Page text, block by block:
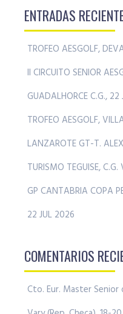
ENTRADAS
TROFEO AESGOLF,
II CIRCUITO SENIOR
GUADALHORCE C.G.,
TROFEO AESGOLF,
LANZAROTE GT-T.
TURISMO TEGUISE,
GP CANTABRIA COPA
22 JUL 2026
COMENTARIOS
Cto. Eur. Master Senior